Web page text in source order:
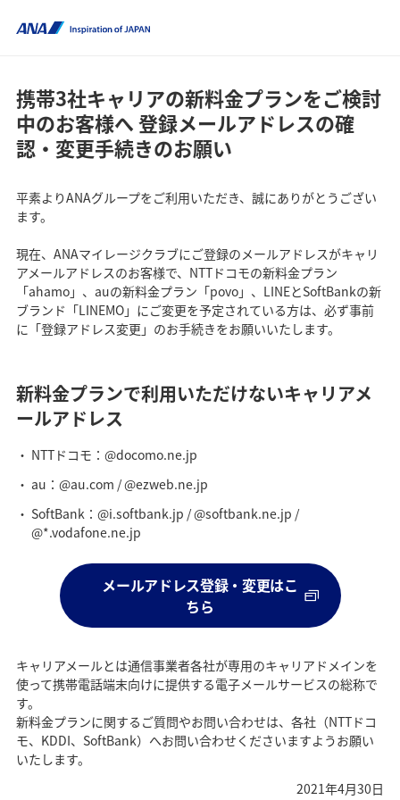
携帯3社キャリアの新料金プランをご検討
中のお客様へ 登録メールアドレスの確
認・変更手続きのお願い
平素よりANAグループをご利用いただき、誠にありがとうござい
ます。
現在、ANAマイレージクラブにご登録のメールアドレスがキャリ
アメールアドレスのお客様で、NTTドコモの新料金プラン
「ahamo」、auの新料金プラン「povo」、LINEとSoftBankの新
ブランド「LINEMO」にご変更を予定されている方は、必ず事前
に「登録アドレス変更」のお手続きをお願いいたします。
新料金プランで利用いただけないキャリアメ
ールアドレス
NTTドコモ：@docomo.ne.jp
au：@au.com / @ezweb.ne.jp
SoftBank：@i.softbank.jp / @softbank.ne.jp /
@*.vodafone.ne.jp
メールアドレス登録・変更はこ
ちら
キャリアメールとは通信事業者各社が専用のキャリアドメインを
使って携帯電話端末向けに提供する電子メールサービスの総称で
す。
新料金プランに関するご質問やお問い合わせは、各社（NTTドコ
モ、KDDI、SoftBank）へお問い合わせくださいますようお願い
いたします。
2021年4月30日